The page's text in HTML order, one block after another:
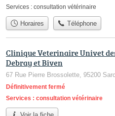
Services : consultation vétérinaire
Horaires Téléphone
Clinique Veterinaire Univet
Debray et Biven
67 Rue Pierre Brossolette, 95200
Définitivement fermé
Services : consultation vétérinaire